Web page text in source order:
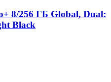
8/256 ГБ Global, Dual:
Black